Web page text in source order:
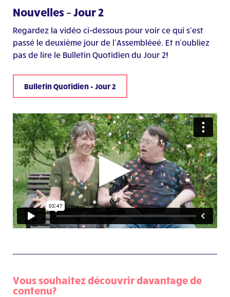
Nouvelles – Jour 2
Regardez la vidéo ci-dessous pour voir ce qui s’est
passé le deuxième jour de l’Assembléeé. Et n’oubliez
pas de lire le Bulletin Quotidien du Jour 2!
Bulletin Quotidien - Jour 2
Vous souhaitez découvrir davantage de
contenu?